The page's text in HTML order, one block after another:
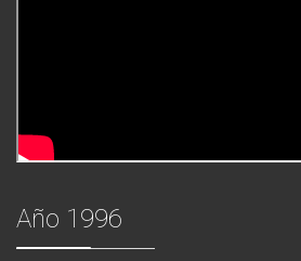
Año 1996